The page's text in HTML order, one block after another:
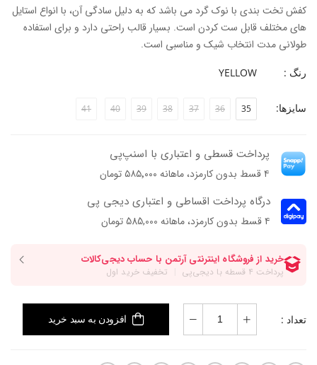
کفش تخت بندی با نوک گرد می باشد که به دلیل سادگی آن، با انواع استایل
های مختلف قابل ست کردن است. بسیار قالب راحتی دارد و برای استفاده
طولانی مدت انتخاب شیک و مناسبی است.
جنس پاشنه: تی.پی.یو
جنس رویه: چرم طبیعی گاوی
جنس آستر: چرم طبیعی گوسفندی
مناسب برای استفاده روزمره با تحرک بالا
رنگ : YELLOW
سایزها: 35
36
37
38
39
40
41
پرداخت قسطی و اعتباری با اسنپ‌پی
۴ قسط بدون کارمزد، ماهانه ۵۸۵٬۰۰۰ تومان
درگاه پرداخت اقساطی و اعتباری دیجی پی
۴ قسط بدون کارمزد، ماهانه 585,000 تومان
تعداد : افزودن به سبد خرید